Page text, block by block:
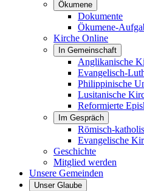
Ökumene
Dokumente
Ökumene-
Kirche Online
In Gemeinschaft
Anglikanische
Evangelisch-
Philippinische
Lusitanische
Reformierte
Im Gespräch
Römisch-
Evangelische
Geschichte
Mitglied werden
Unsere Gemeinden
Unser Glaube